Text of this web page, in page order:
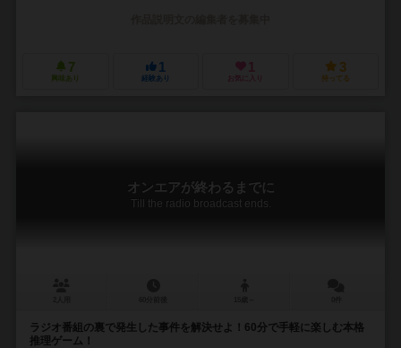
7
興味あり
1
経験あり
1
お気に入り
3
持ってる
オンエアが終わるまでに
Till the radio broadcast ends.
ラジオ番組の裏で発生した事件を解決せよ！60分で手軽に楽しむ本格
推理ゲーム！